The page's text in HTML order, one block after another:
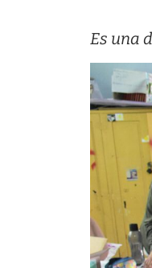
Es una